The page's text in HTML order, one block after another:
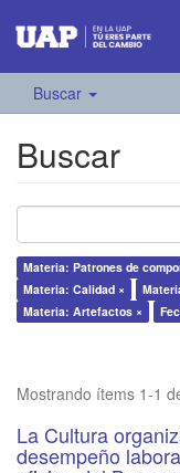
Buscar
Buscar
Materia: Patrones de
Materia: Calidad ×
Materia: Artefactos ×
Mostrando ítems 1-1
La Cultura
desempeño